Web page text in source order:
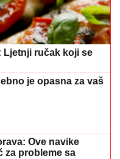
Ljetnji ručak koji se
je opasna za vaš
Ove navike
za probleme sa